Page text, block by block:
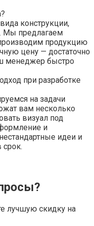
конструкции,
Мы предлагаем
продукцию
цену — достаточно
менеджер быстро
при разработке
на задачи
вам несколько
визуал под
и
идеи и
срок.
лучшую скидку на